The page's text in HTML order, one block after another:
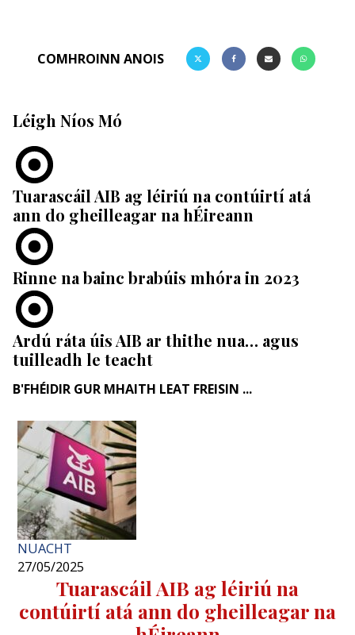
COMHROINN ANOIS
Léigh Níos Mó
Tuarascáil AIB ag léiriú na contúirtí atá
ann do gheilleagar na hÉireann
Rinne na bainc brabúis mhóra in 2023
Ardú ráta úis AIB ar thithe nua… agus
tuilleadh le teacht
B'FHÉIDIR GUR MHAITH LEAT FREISIN ...
NUACHT
27/05/2025
Tuarascáil AIB ag léiriú na
contúirtí atá ann do gheilleagar na